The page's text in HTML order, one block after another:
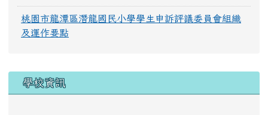
桃園市龍潭區潛龍國民小學學生申訴評議委員會組織
及運作要點
學校資訊